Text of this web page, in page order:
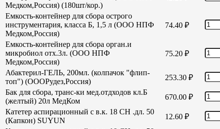
Медком,Россия) (180шт/кор.)
Емкость-контейнер для сбора острого
инструментария, класса Б, 1,5 л (ООО НПФ
Медком,Россия)
74.40 ₽
Емкость-контейнер для сбора орган.и
микробиол отх.3л. (ООО НПФ
Медком,Россия)
75.20 ₽
Абактерил-ГЕЛЬ, 200мл. (колпачок "флип-
топ") (ОООРудез,Россия)
253.30 ₽
Бак для сбора, транс-ки мед.отдходов кл.Б
(желтый) 20л МедКом
670.00 ₽
Катетер аспирационный с в.к. 18 СН .дл. 50
(Капкон) SUYUN
12.60 ₽